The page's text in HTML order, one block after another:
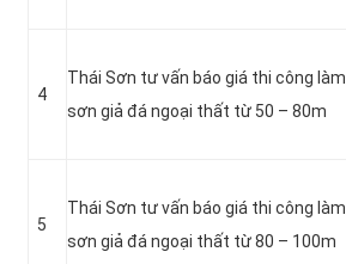
4
Thái Sơn tư vấn báo giá thi công làm
sơn giả đá ngoại thất từ 50 – 80m
5
Thái Sơn tư vấn báo giá thi công làm
sơn giả đá ngoại thất từ 80 – 100m